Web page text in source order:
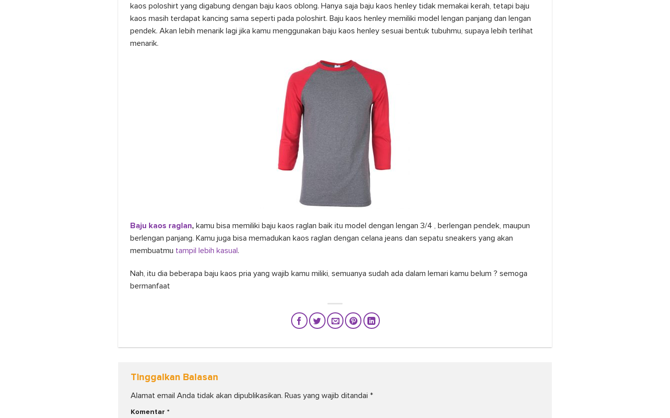
kaos poloshirt yang digabung dengan baju kaos oblong. Hanya saja baju kaos henley tidak memakai kerah, tetapi baju
kaos masih terdapat kancing sama seperti pada poloshirt. Baju kaos henley memiliki model lengan panjang dan lengan
pendek. Akan lebih menarik lagi jika kamu menggunakan baju kaos henley sesuai bentuk tubuhmu, supaya lebih terlihat
menarik.
Baju kaos raglan, kamu bisa memiliki baju kaos raglan baik itu model dengan lengan 3/4 , berlengan pendek, maupun
berlengan panjang. Kamu juga bisa memadukan kaos raglan dengan celana jeans dan sepatu sneakers yang akan
membuatmu tampil lebih kasual.
Nah, itu dia beberapa baju kaos pria yang wajib kamu miliki, semuanya sudah ada dalam lemari kamu belum ? semoga
bermanfaat
Tinggalkan Balasan
Alamat email Anda tidak akan dipublikasikan. Ruas yang wajib ditandai *
Komentar *